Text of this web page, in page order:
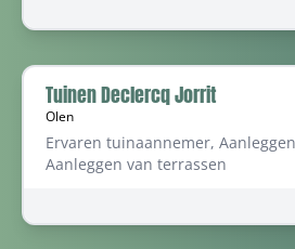
Tuinen Declercq Jorrit
Olen
Ervaren tuinaannemer,
Aanleggen van terrassen